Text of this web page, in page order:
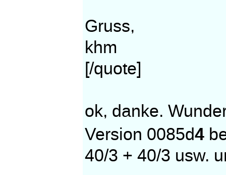
Gruss,
khm
[/quote]
ok, danke.
Version 0085d4
40/3 + 40/3 usw.